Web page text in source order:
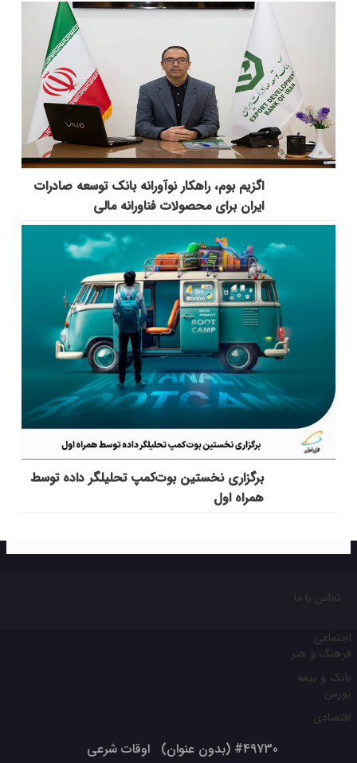
اگزیم بوم، راهکار نوآورانه بانک توسعه صادرات
ایران برای محصولات فناورانه مالی
برگزاری نخستین بوت‌کمپ تحلیلگر داده توسط
همراه اول
تماس با ما
اجتماعی
فرهنگ و هنر
بانک و بیمه
بورس
اقتصادی
#49730 (بدون عنوان) اوقات شرعی